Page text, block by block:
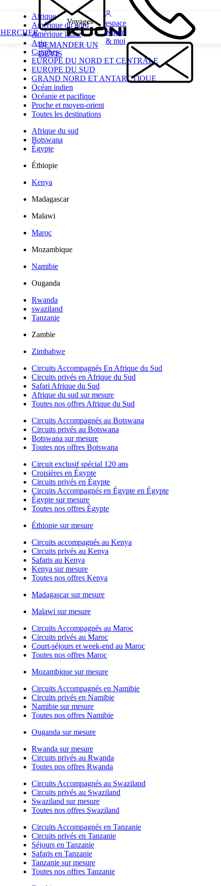
DEMANDER UN
DEVIS
espace
Kuoni
& moi
Afrique
Amérique du nord
Amérique latine
Asie
Caraïbes
EUROPE DU NORD ET CENTRALE
EUROPE DU SUD
GRAND NORD ET ANTARCTIQUE
Océan indien
Océanie et pacifique
Proche et moyen-orient
Toutes les destinations
Afrique du sud
Botswana
Égypte
Éthiopie
Kenya
Madagascar
Malawi
Maroc
Mozambique
Namibie
Ouganda
Rwanda
swaziland
Tanzanie
Zambie
Zimbabwe
Circuits Accompagnés En Afrique du Sud
Circuits privés en Afrique du Sud
Safari Afrique du Sud
Afrique du sud sur mesure
Toutes nos offres Afrique du Sud
Circuits Accompagnés au Botswana
Circuits privés au Botswana
Botswana sur mesure
Toutes nos offres Botswana
Circuit exclusif spécial 120 ans
Croisières en Égypte
Circuits privés en Égypte
Circuits Accompagnés en Égypte en Égypte
Égypte sur mesure
Toutes nos offres Égypte
Éthiopie sur mesure
Circuits accompagnés au Kenya
Circuits privés au Kenya
Safaris au Kenya
Kenya sur mesure
Toutes nos offres Kenya
Madagascar sur mesure
Malawi sur mesure
Circuits Accompagnés au Maroc
Circuits privés au Maroc
Court-séjours et week-end au Maroc
Toutes nos offres Maroc
Mozambique sur mesure
Circuits Accompagnés en Namibie
Circuits privés en Namibie
Namibie sur mesure
Toutes nos offres Namibie
Ouganda sur mesure
Rwanda sur mesure
Circuits privés au Rwanda
Toutes nos offres Rwanda
Circuits Accompagnés au Swaziland
Circuits privés au Swaziland
Swaziland sur mesure
Toutes nos offres Swaziland
Circuits Accompagnés en Tanzanie
Circuits privés en Tanzanie
Séjours en Tanzanie
Safaris en Tanzanie
Tanzanie sur mesure
Toutes nos offres Tanzanie